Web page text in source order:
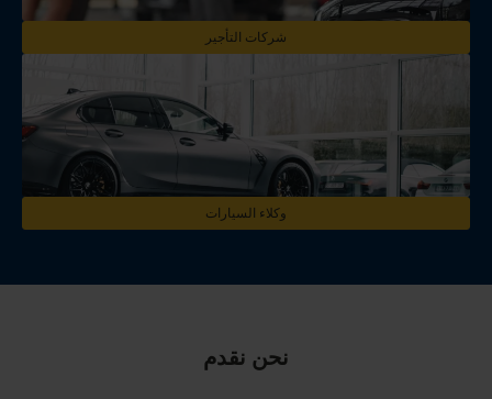
شركات التأجير
وكلاء السيارات
نحن نقدم